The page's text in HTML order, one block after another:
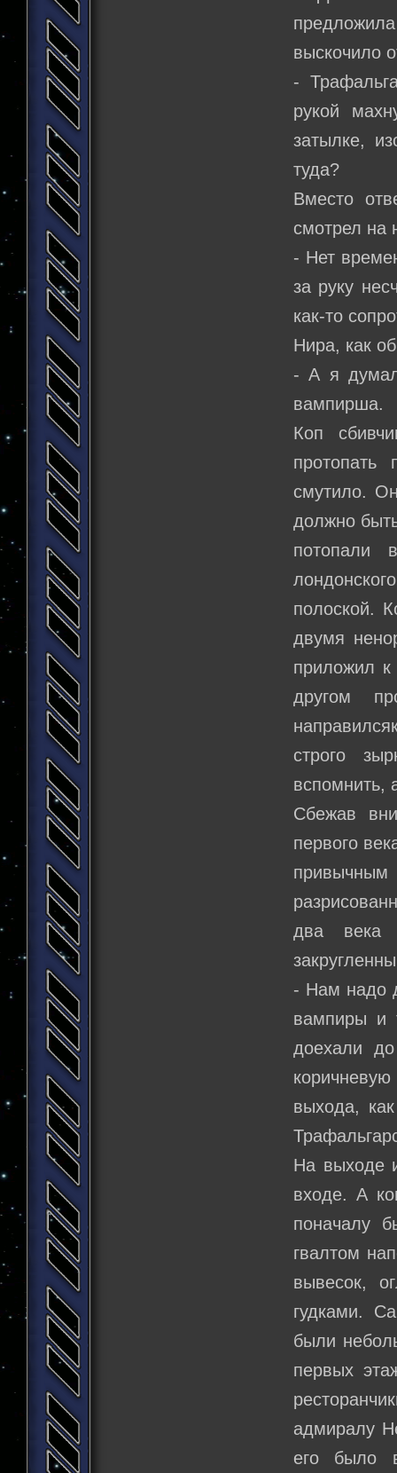
выскочило
-
рукой
затылке,
туда?
Вместо
смотрел на
- Нет
за руку
как-то
Нира, как
- А я
вампирша.
Коп
протопать
смутило.
должно
потопали
полоской.
двумя
приложил к
другом
строго
вспомнить,
Сбежав
первого
два века
- Нам надо
вампиры и
доехали
выхода,
На выходе
входе. А
поначалу
гвалтом
вывесок,
гудками.
были
первых
адмиралу
его было